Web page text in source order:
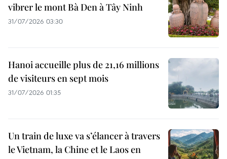
vibrer le mont Bà Den à Tây Ninh
31/07/2026 03:30
Hanoi accueille plus de 21,16 millions
de visiteurs en sept mois ​
31/07/2026 01:35
Un train de luxe va s’élancer à travers
le Vietnam, la Chine et le Laos en